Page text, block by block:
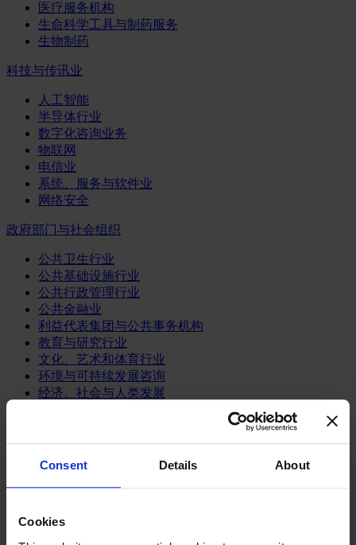
Consent Details About
Cookies
医疗服务机构
生命科学工具与制药服务
生物制药
科技与传讯业
人工智能
半导体行业
数字化咨询业务
物联网
电信业
系统、服务与软件业
网络安全
政府部门与社会组织
公共卫生行业
公共基础设施行业
公共行政管理行业
公共金融业
利益代表集团与公共事务机构
教育与研究行业
文化、艺术和体育行业
环境与可持续发展咨询
经济、社会与人类发展
媒体和娱乐业
消费品
餐饮、旅游与酒店业